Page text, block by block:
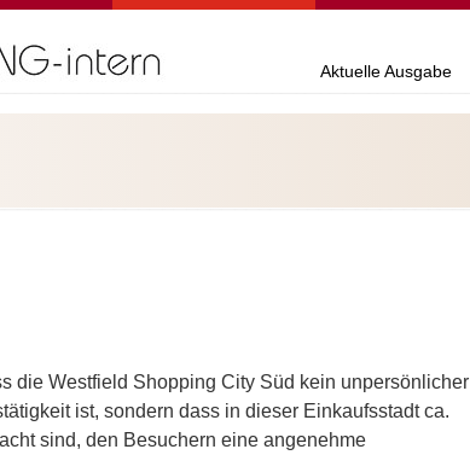
Aktuelle Ausgabe
die Westfield Shopping City Süd kein unpersönlicher
ist, sondern dass in dieser Einkaufsstadt ca.
sind, den Besuchern eine angenehme